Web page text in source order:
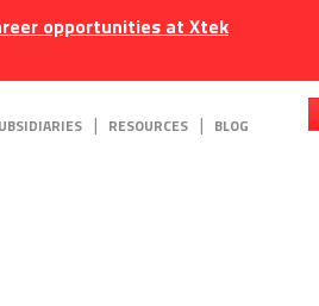
opportunities at Xtek
RESOURCES BLOG